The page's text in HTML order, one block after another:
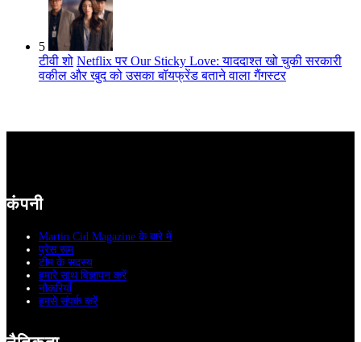
5
टीवी शो Netflix पर Our Sticky Love: याददाश्त खो चुकी सरकारी
वकील और खुद को उसका बॉयफ्रेंड बताने वाला गैंगस्टर
कंपनी
Martin Cid Magazine के बारे में
प्रेस रूम
टीम के सदस्य
हमारे साथ विज्ञापन करें
नौकरियाँ
हमसे संपर्क करें